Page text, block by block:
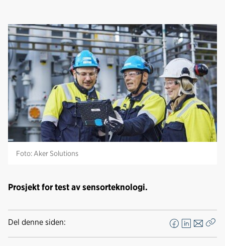
Foto: Aker Solutions
Prosjekt for test av sensorteknologi.
Del denne siden:
F
a
L
i
E
-